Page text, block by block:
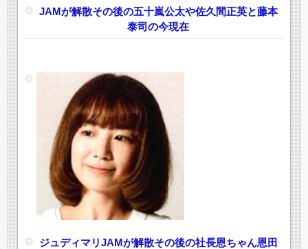
JAMが解散その後の五十嵐公太や佐久間正英と藤本
泰司の今現在
ジュディマリJAMが解散その後の社長恩ちゃん恩田